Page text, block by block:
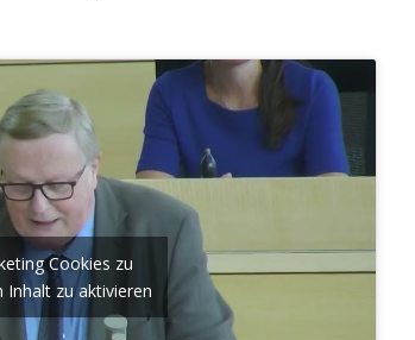
Cookies zu
Inhalt zu aktivieren